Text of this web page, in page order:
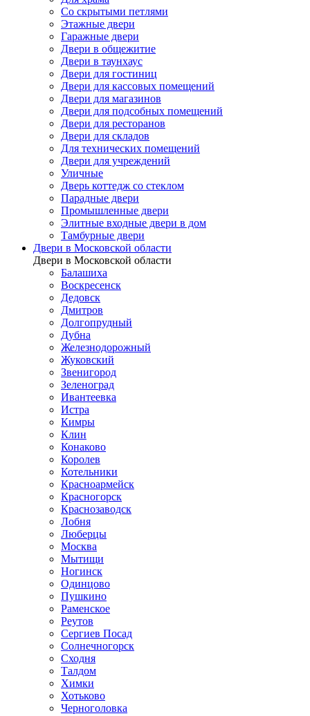
Со скрытыми петлями
Этажные двери
Гаражные двери
Двери в общежитие
Двери в таунхаус
Двери для гостиниц
Двери для кассовых помещений
Двери для магазинов
Двери для подсобных помещений
Двери для ресторанов
Двери для складов
Для технических помещений
Двери для учреждений
Уличные
Дверь коттедж со стеклом
Парадные двери
Промышленные двери
Элитные входные двери в дом
Тамбурные двери
Двери в Московской области
Двери в Московской области
Балашиха
Воскресенск
Дедовск
Дмитров
Долгопрудный
Дубна
Железнодорожный
Жуковский
Звенигород
Зеленоград
Ивантеевка
Истра
Кимры
Клин
Конаково
Королев
Котельники
Красноармейск
Красногорск
Краснозаводск
Лобня
Люберцы
Москва
Мытищи
Ногинск
Одинцово
Пушкино
Раменское
Реутов
Сергиев Посад
Солнечногорск
Сходня
Талдом
Химки
Хотьково
Черноголовка